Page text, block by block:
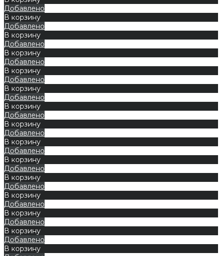
Добавлено
В корзину
Добавлено
В корзину
Добавлено
В корзину
Добавлено
В корзину
Добавлено
В корзину
Добавлено
В корзину
Добавлено
В корзину
Добавлено
В корзину
Добавлено
В корзину
Добавлено
В корзину
Добавлено
В корзину
Добавлено
В корзину
Добавлено
В корзину
Добавлено
В корзину